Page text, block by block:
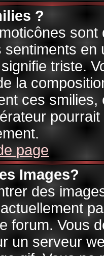
?
triste.
la
ces
page
Images?
des
forum. Vous
un serveur